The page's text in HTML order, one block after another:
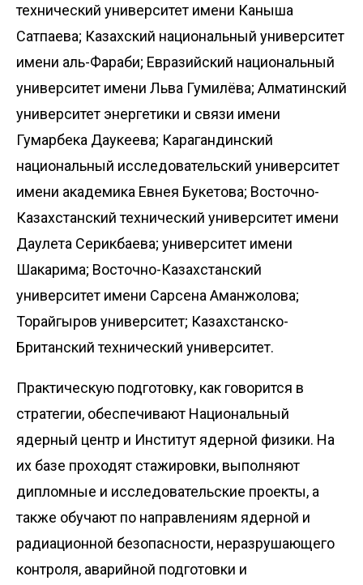
технический университет имени Каныша
Сатпаева; Казахский национальный университет
имени аль-Фараби; Евразийский национальный
университет имени Льва Гумилёва; Алматинский
университет энергетики и связи имени
Гумарбека Даукеева; Карагандинский
национальный исследовательский университет
имени академика Евнея Букетова; Восточно-
Казахстанский технический университет имени
Даулета Серикбаева; университет имени
Шакарима; Восточно-Казахстанский
университет имени Сарсена Аманжолова;
Торайгыров университет; Казахстанско-
Британский технический университет.
Практическую подготовку, как говорится в
стратегии, обеспечивают Национальный
ядерный центр и Институт ядерной физики. На
их базе проходят стажировки, выполняют
дипломные и исследовательские проекты, а
также обучают по направлениям ядерной и
радиационной безопасности, неразрушающего
контроля, аварийной подготовки и